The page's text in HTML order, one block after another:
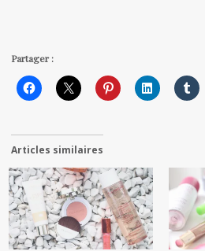
Partager :
Articles similaires